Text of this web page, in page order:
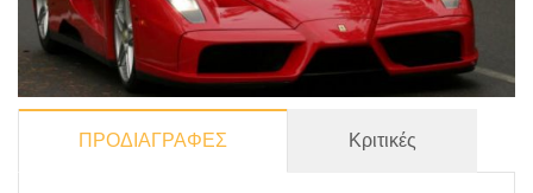
ΠΡΟΔΙΑΓΡΑΦΕΣ Κριτικές